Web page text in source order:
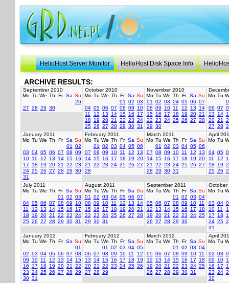
HelioHost Server Monitor HelioHost Disk Space Info
ARCHIVE RESULTS:
September 2010
Mo Tu We Th Fr Sa Su
26
27 28 29 30
October 2010
Mo Tu We Th Fr Sa Su
01
02 03
04 05 06 07 08 09
10
11
12 13 14 15 16
17
18
19 20 21 22 23 24
25 26 27 28 29 30 31
November 2010
Mo Tu We Th Fr Sa Su
01
02 03 04 05 06 07
08 09 10 11 12 13
14
15 16 17 18 19 20 21
22 23 24 25 26 27 28
29 30
Mo Tu
06 07
13
14
20 21
27 28
January 2011
Mo Tu We Th Fr Sa Su
01
02
03 04 05 06 07 08 09
10 11 12 13 14 15 16
17
18 19 20 21 22 23
24 25 26 27 28 29 30
31
February 2011
Mo Tu We Th Fr Sa Su
01
02 03 04 05 06
07 08 09 10 11 12
13
14 15 16 17 18 19 20
21
22 23 24 25 26 27
28
March 2011
Mo Tu We Th Fr Sa Su
01
02 03 04 05 06
07 08 09 10 11 12
13
14 15 16 17 18 19 20
21
22 23 24 25 26 27
28 29 30 31
April
Mo Tu
04 05
11
12
18
19
25 26
July 2011
Mo Tu We Th Fr Sa Su
01
02 03
04 05 06 07 08 09
10
11
12 13 14 15 16
17
18
19 20 21 22 23 24
25 26 27 28 29 30 31
August 2011
Mo Tu We Th Fr Sa Su
01
02 03 04 05 06 07
08 09 10 11 12 13
14
15 16 17 18 19 20 21
22 23 24 25 26 27 28
29 30 31
September 2011
Mo Tu We Th Fr Sa Su
01
02 03 04
05 06 07 08 09 10 11
12
13 14 15 16 17
18
19 20 21 22 23 24 25
26 27 28 29 30
October
Mo Tu
03 04
10 11
17
18
24 25
31
January 2012
Mo Tu We Th Fr Sa Su
01
02 03 04 05 06 07 08
09
10 11 12 13 14 15
16
17 18 19 20 21
22
23 24 25 26 27 28 29
30 31
February 2012
Mo Tu We Th Fr Sa Su
01
02 03 04 05
06 07 08 09 10 11
12
13
14 15 16 17 18
19
20 21 22 23 24 25 26
27 28 29
March 2012
Mo Tu We Th Fr Sa Su
01
02 03 04
05 06 07 08 09 10 11
12
13 14 15 16 17
18
19 20 21 22 23 24 25
26 27 28 29 30 31
April
Mo Tu
02 03
09
10
16
17
23 24
30